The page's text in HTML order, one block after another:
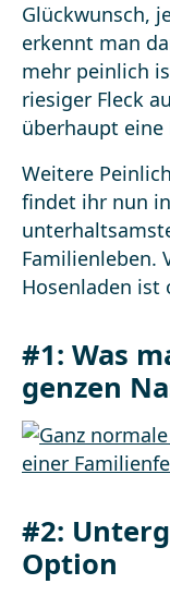
Glückwunsch,
erkennt man
mehr peinlich
riesiger Fleck
überhaupt eine
Weitere
findet ihr nun
Familienleben.
Hosenladen ist
#1: Was
genzen
#2:
Option